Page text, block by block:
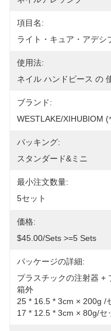
項目名:
ライト・キュア・アデシ
使用法:
ネイル ハンドピース の
ブランド:
WESTLAKE/XIHUBIOM
パッキング:
スタンダード&ミニ
最小注文数量:
5セット
価格:
$45.00/sets >=5 Sets
パッケージの詳細:
プラスチックの注射器 +
箱外
25 * 16.5 * 3cm × 200g /
17 * 12.5 * 3cm × 80g/セ